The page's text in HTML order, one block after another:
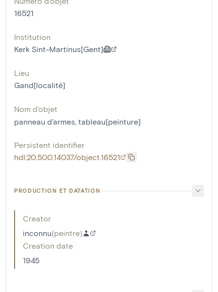
16521
Institution
Kerk Sint-Martinus[Gent]
Lieu
Gand[localité]
Nom d'objet
panneau d'armes, tableau[peinture]
Persistent identifier
hdl:20.500.14037/object.16521
PRODUCTION ET DATATION
Creator
inconnu(peintre)
Creation date
1945